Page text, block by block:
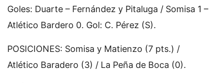
Goles: Duarte – Fernández y Pitaluga / Somisa 1 –
Atlético Bardero 0. Gol: C. Pérez (S).
POSICIONES: Somisa y Matienzo (7 pts.) /
Atlético Baradero (3) / La Peña de Boca (0).